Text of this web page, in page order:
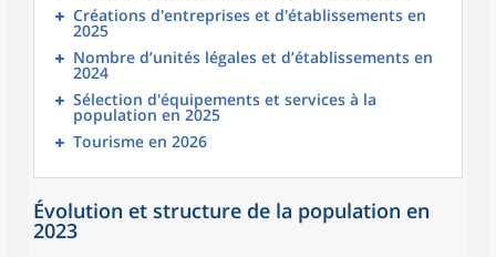
Créations d'entreprises et d'établissements en
2025
Nombre d’unités légales et d’établissements en
2024
Sélection d'équipements et services à la
population en 2025
Tourisme en 2026
Évolution et structure de la population en
2023